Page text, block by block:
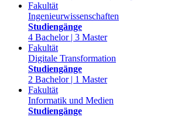
Fakultät
Ingenieurwissenschaften
Studiengänge
4 Bachelor | 3 Master
Fakultät
Digitale Transformation
Studiengänge
2 Bachelor | 1 Master
Fakultät
Informatik und Medien
Studiengänge